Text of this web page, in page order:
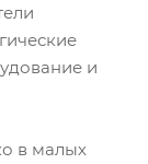
и
в малых